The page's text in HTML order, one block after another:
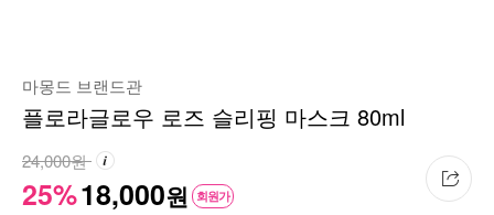
마몽드 브랜드관
플로라글로우 로즈 슬리핑 마스크 80ml
25%18,000원 회원가
24,000원